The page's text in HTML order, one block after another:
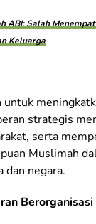
ABI: Salah
Keluarga
strategis
serta
Muslimah
dan negara.
Berorganisasi